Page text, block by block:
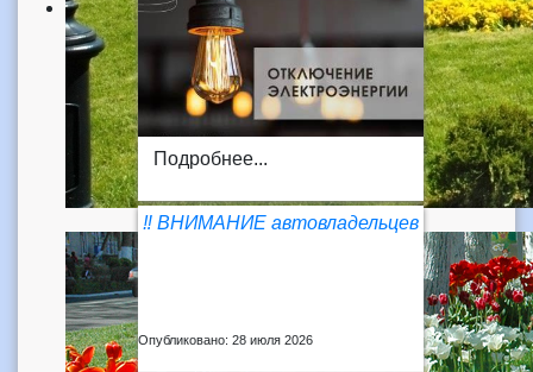
Подробнее...
‼️ ВНИМАНИЕ автовладельцев
Опубликовано: 28 июля 2026